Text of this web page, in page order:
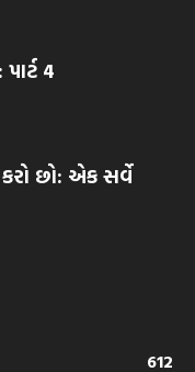
4
છો: એક સર્વે
612